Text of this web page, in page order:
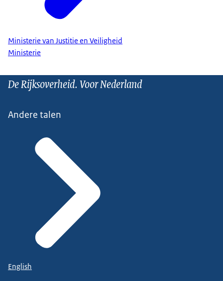
Ministerie van Justitie en Veiligheid
Ministerie
De Rijksoverheid. Voor Nederland
Andere talen
English